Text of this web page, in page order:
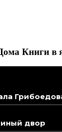
Книги в
двор